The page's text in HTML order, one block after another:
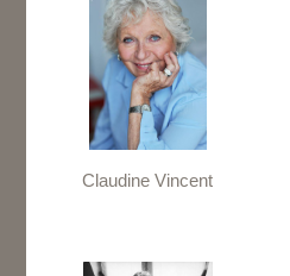
Claudine Vincent